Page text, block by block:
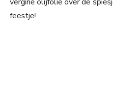
feestje!